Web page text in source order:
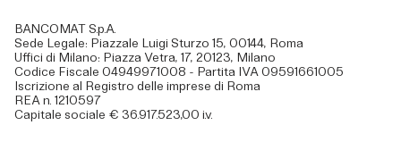
BANCOMAT S.p.A.
Sede Legale: Piazzale Luigi Sturzo 15, 00144, Roma
Uffici di Milano: Piazza Vetra, 17, 20123, Milano
Codice Fiscale 04949971008 - Partita IVA 09591661005
Iscrizione al Registro delle imprese di Roma
REA n. 1210597
Capitale sociale € 36.917.523,00 i.v.